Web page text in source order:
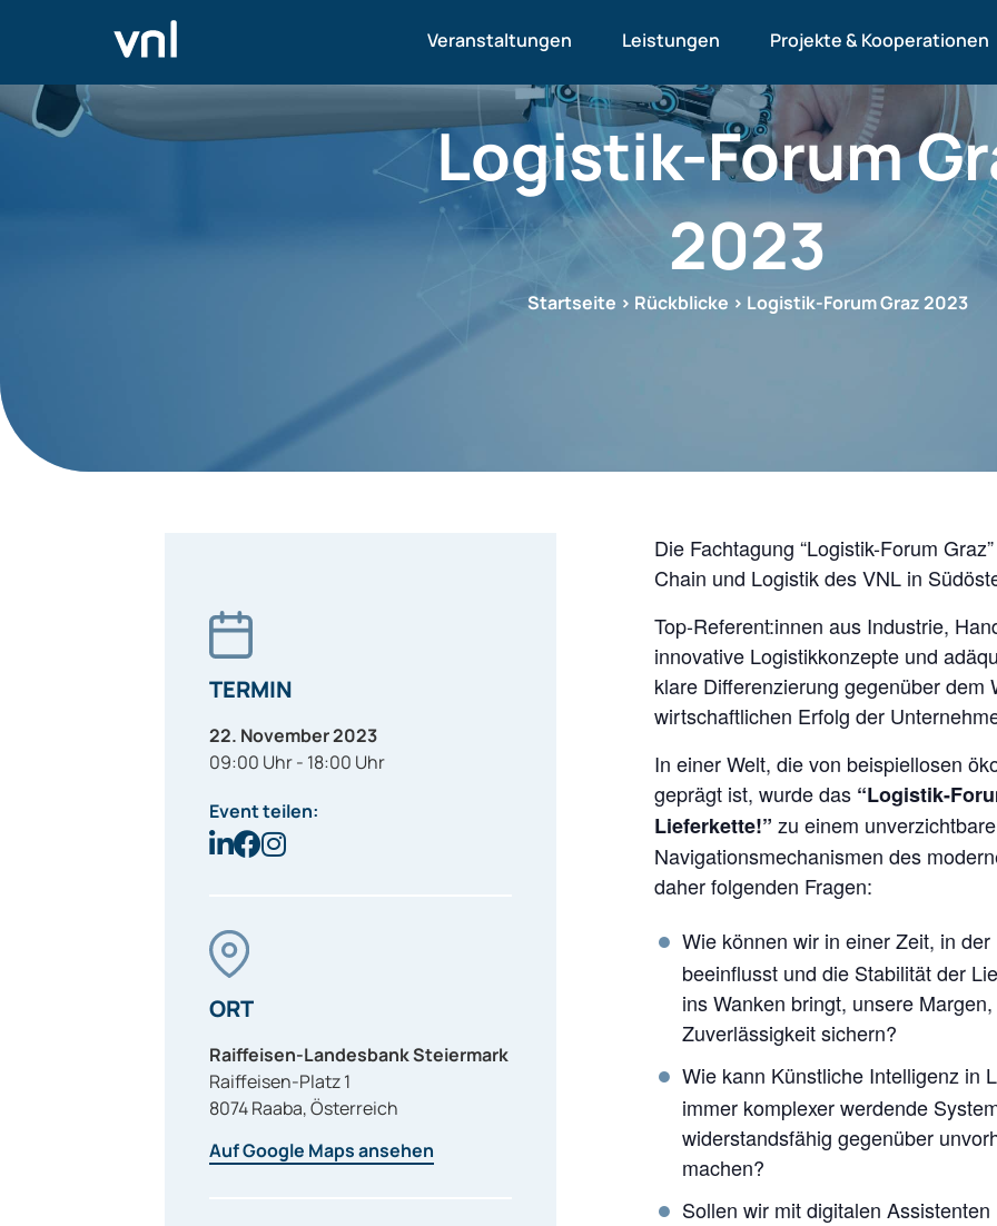
Veranstaltungen Leistungen Projekte & Kooperationen
Logistik-Forum
2023
Startseite > Rückblicke > Logistik-Forum Graz 2023
TERMIN
22. November 2023
09:00 Uhr - 18:00 Uhr
Event teilen:
ORT
Raiffeisen-Landesbank Steiermark
Raiffeisen-Platz 1
8074Raaba,Österreich
Auf Google Maps ansehen
Die Fachtagung “Logistik-Forum
Chain und Logistik des VNL in
Top-Referent:innen aus Industrie,
innovative Logistikkonzepte und
klare Differenzierung gegenüber
wirtschaftlichen Erfolg der
In einer Welt, die von beispiellosen
geprägt ist, wurde das “Logistik-
Lieferkette!” zu einem
Navigationsmechanismen des
daher folgenden Fragen:
Wie können wir in einer Zeit, in
beeinflusst und die Stabilität der
ins Wanken bringt, unsere
Zuverlässigkeit sichern?
Wie kann Künstliche Intelligenz in
immer komplexer werdende
widerstandsfähig gegenüber
machen?
Sollen wir mit digitalen